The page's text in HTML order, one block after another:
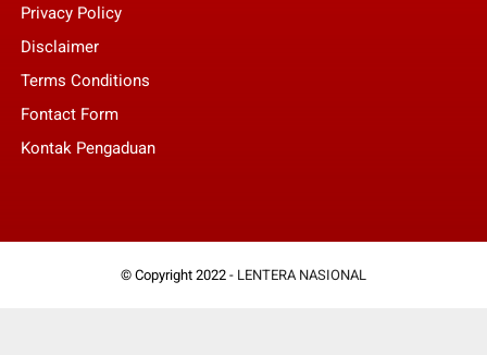
Privacy Policy
Disclaimer
Terms Conditions
Fontact Form
Kontak Pengaduan
© Copyright 2022 - LENTERA NASIONAL